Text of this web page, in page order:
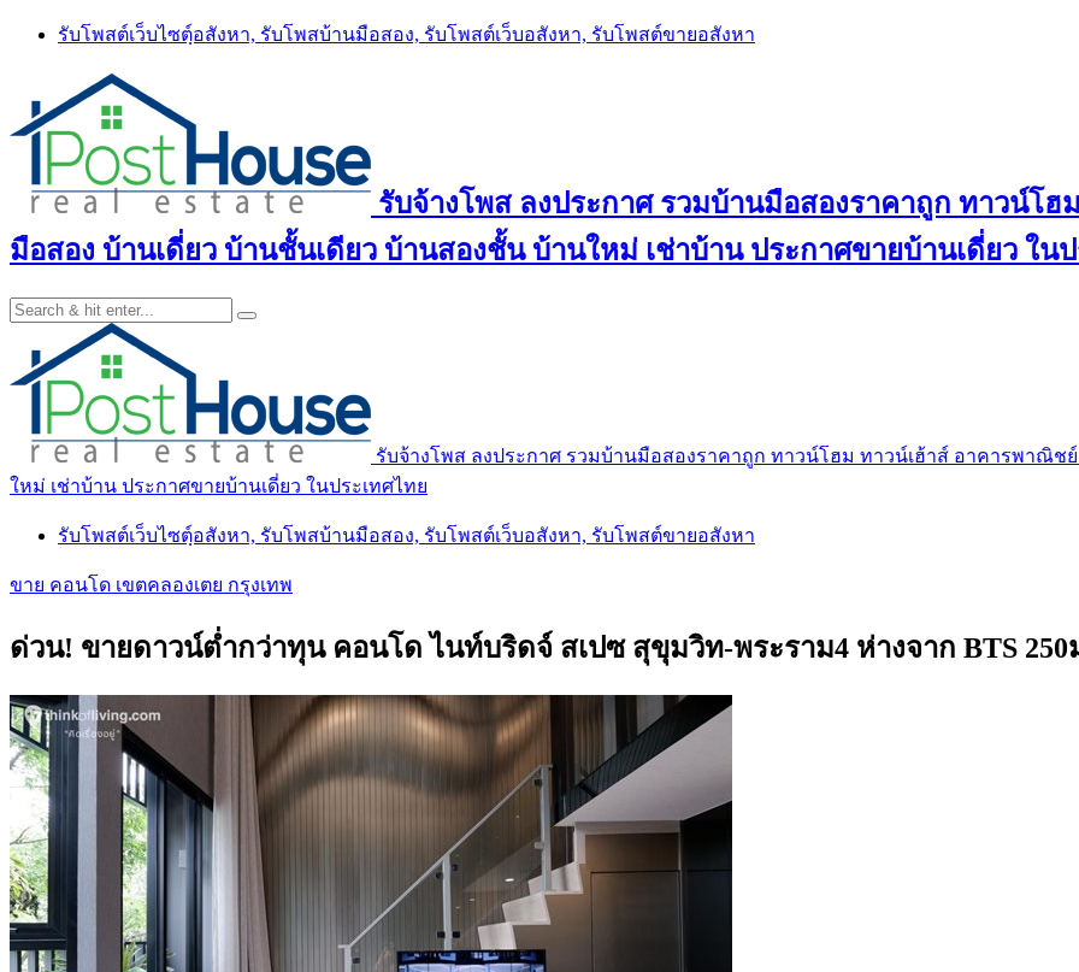
Skip
รับโพสต์เว็บไซตฺ์อสังหา, รับโพสบ้านมือสอง, รับโพสต์เว็บอสังหา, รับโพสต์ขายอสังหา
รับจ้างโพส ลงประกาศ รวมบ้านมือสองราคาถูก ทาวน์โ
มือสอง บ้านเดี่ยว บ้านชั้นเดียว บ้านสองชั้น บ้านใหม่ เช่าบ้าน ประกาศขายบ้านเดี่ยว ใน
รับจ้างโพส ลงประกาศ รวมบ้านมือสองราคาถูก ทาวน์โฮม ทาวน์เฮ้าส์ อาคารพาณิ
ใหม่ เช่าบ้าน ประกาศขายบ้านเดี่ยว ในประเทศไทย
รับโพสต์เว็บไซตฺ์อสังหา, รับโพสบ้านมือสอง, รับโพสต์เว็บอสังหา, รับโพสต์ขายอสังหา
ขาย คอนโด เขตคลองเตย กรุงเทพ
ด่วน! ขายดาวน์ต่ำกว่าทุน คอนโด ไนท์บริดจ์ สเปซ สุขุมวิท-พระราม4 ห่างจาก BTS 250